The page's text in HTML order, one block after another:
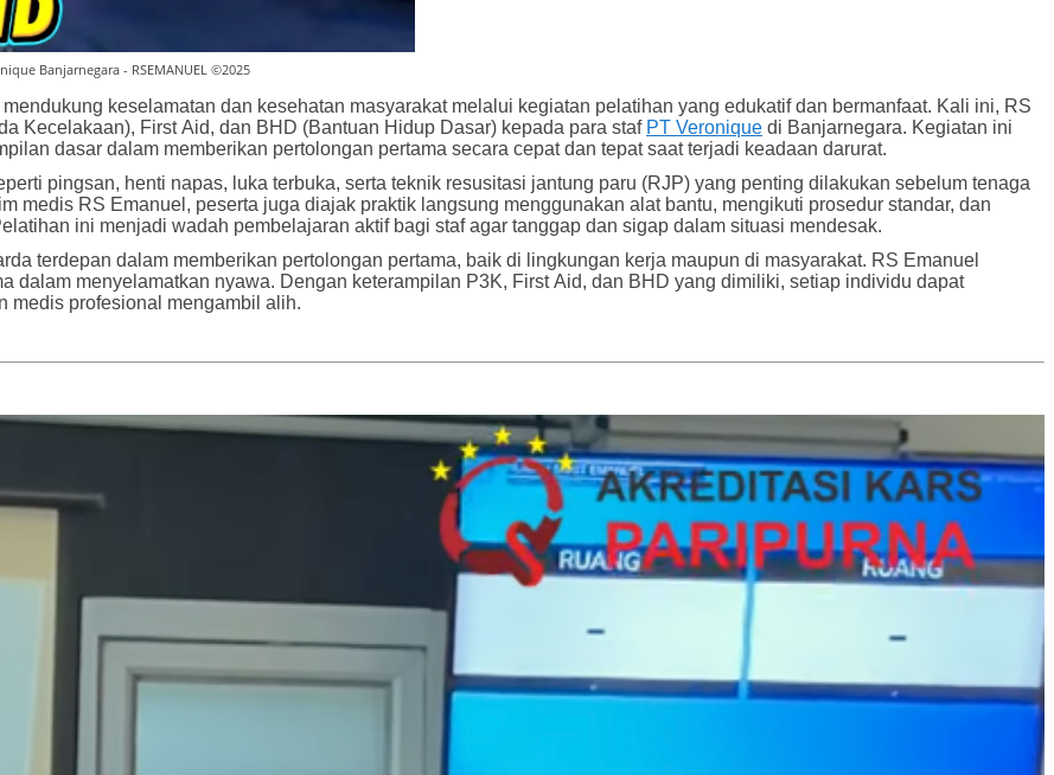
Banjarnegara - RSEMANUEL ©2025
keselamatan dan kesehatan masyarakat melalui kegiatan pelatihan yang edukatif dan bermanfaat. Kali ini, RS
Kecelakaan), First Aid, dan BHD (Bantuan Hidup Dasar) kepada para staf PT Veronique di Banjarnegara. Kegiatan ini
dasar dalam memberikan pertolongan pertama secara cepat dan tepat saat terjadi keadaan darurat.
pingsan, henti napas, luka terbuka, serta teknik resusitasi jantung paru (RJP) yang penting dilakukan sebelum tenaga
medis RS Emanuel, peserta juga diajak praktik langsung menggunakan alat bantu, mengikuti prosedur standar, dan
ini menjadi wadah pembelajaran aktif bagi staf agar tanggap dan sigap dalam situasi mendesak.
terdepan dalam memberikan pertolongan pertama, baik di lingkungan kerja maupun di masyarakat. RS Emanuel
dalam menyelamatkan nyawa. Dengan keterampilan P3K, First Aid, dan BHD yang dimiliki, setiap individu dapat
medis profesional mengambil alih.